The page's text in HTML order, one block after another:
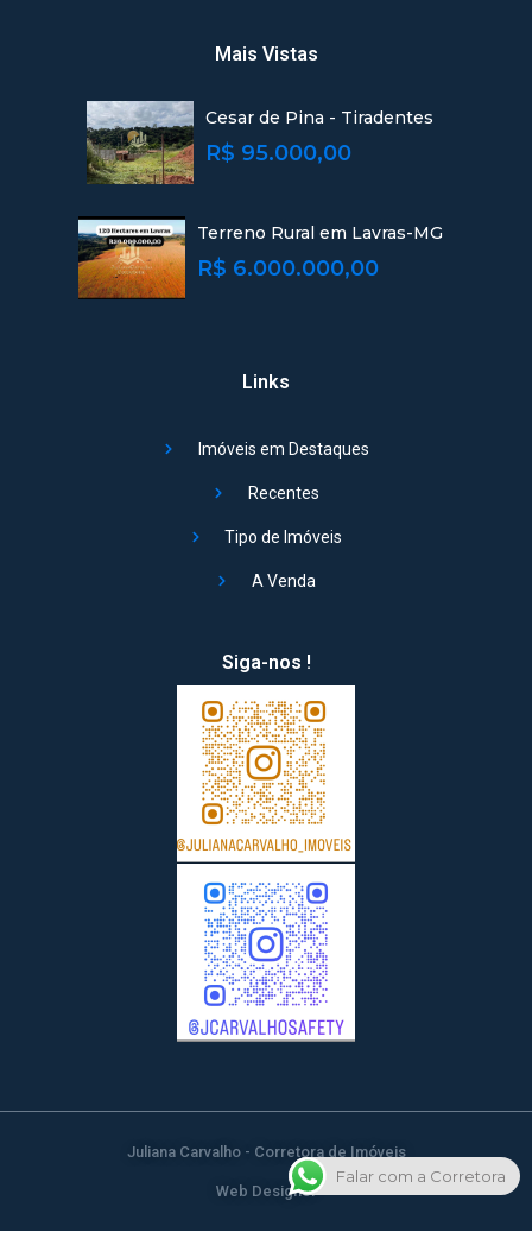
Mais Vistas
Cesar de Pina - Tiradentes
R$ 95.000,00
Terreno Rural em Lavras-MG
R$ 6.000.000,00
Links
Imóveis em Destaques
Recentes
Tipo de Imóveis
A Venda
Siga-nos !
Juliana Carvalho - Corretora de Imóveis
Web Designer
Falar com a Corretora